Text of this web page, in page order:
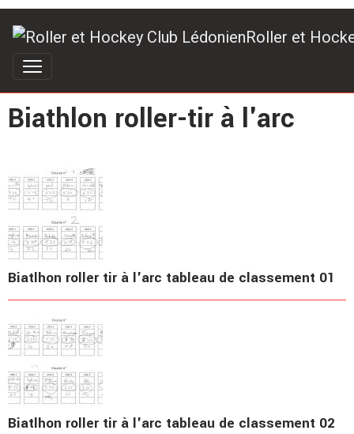
Roller et
Biathlon roller-tir à l'arc
Biatlhon roller tir à l'arc tableau de classement 01
Biatlhon roller tir à l'arc tableau de classement 02